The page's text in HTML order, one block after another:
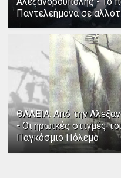
Παντελεήμονα σε
ΘΑΛΕΙΑ: Από την
- Οι ηρωικές στιγμές
Παγκόσμιο Πόλεμο